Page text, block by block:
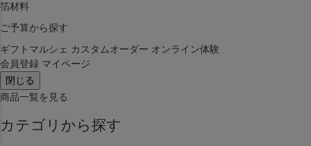
箔材料
ご予算から探す
ギフトマルシェ カスタムオーダー オンライン体験
会員登録 マイページ
閉じる
商品一覧を見る
カテゴリから探す